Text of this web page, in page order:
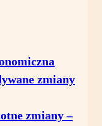
zmiany
zmiany –